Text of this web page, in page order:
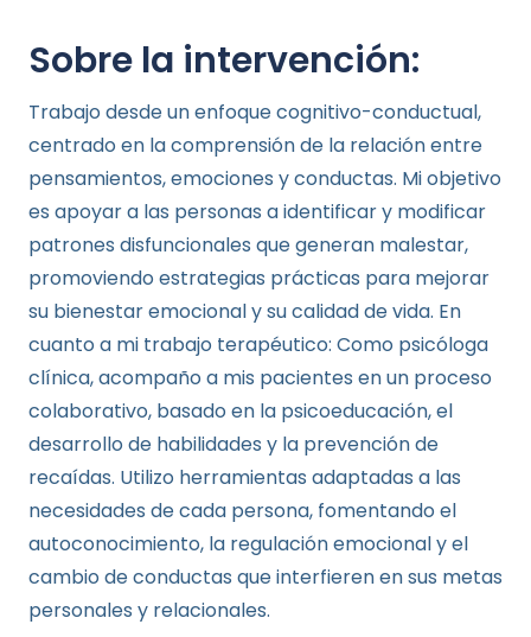
Sobre la intervención:
Trabajo desde un enfoque cognitivo-conductual,
centrado en la comprensión de la relación entre
pensamientos, emociones y conductas. Mi objetivo
es apoyar a las personas a identificar y modificar
patrones disfuncionales que generan malestar,
promoviendo estrategias prácticas para mejorar
su bienestar emocional y su calidad de vida. En
cuanto a mi trabajo terapéutico: Como psicóloga
clínica, acompaño a mis pacientes en un proceso
colaborativo, basado en la psicoeducación, el
desarrollo de habilidades y la prevención de
recaídas. Utilizo herramientas adaptadas a las
necesidades de cada persona, fomentando el
autoconocimiento, la regulación emocional y el
cambio de conductas que interfieren en sus metas
personales y relacionales.